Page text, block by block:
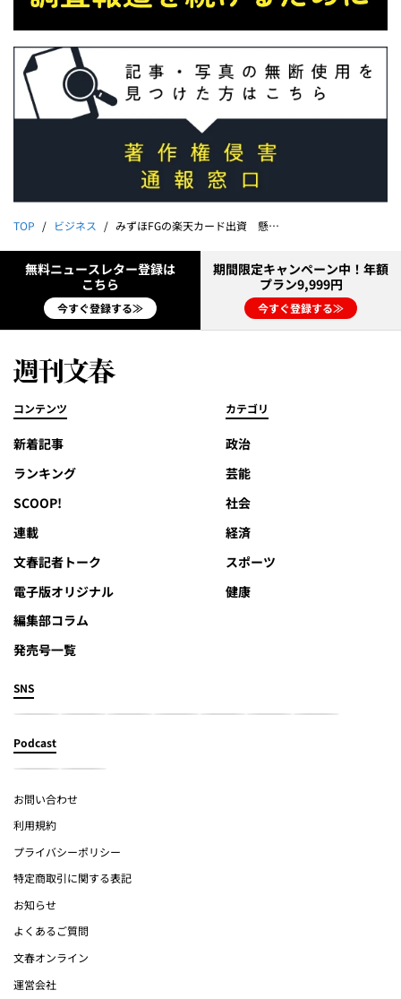
TOP ビジネス みずほFGの楽天カード出資 懸念はシナジー効果と不倫社長
無料ニュースレター登録は
こちら
今すぐ登録する≫
期間限定キャンペーン中！年額
プラン9,999円
今すぐ登録する≫
コンテンツ
新着記事
ランキング
SCOOP!
連載
文春記者トーク
電子版オリジナル
編集部コラム
発売号一覧
カテゴリ
政治
芸能
社会
経済
スポーツ
健康
SNS
Podcast
お問い合わせ
利用規約
プライバシーポリシー
特定商取引に関する表記
お知らせ
よくあるご質問
文春オンライン
運営会社